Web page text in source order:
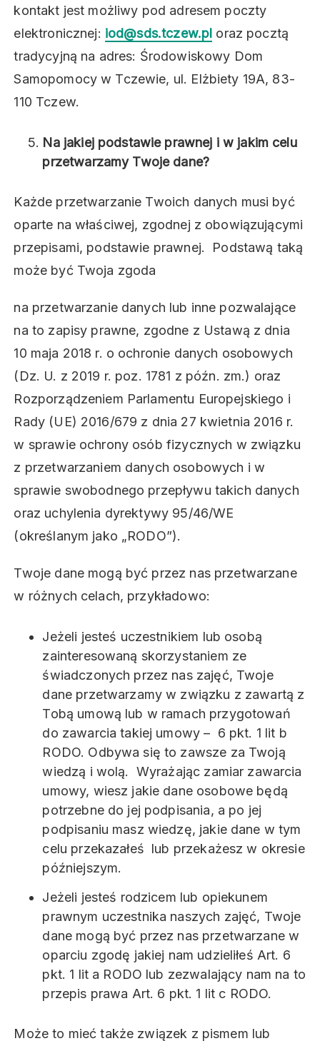
kontakt jest możliwy pod adresem poczty
elektronicznej: iod@sds.tczew.pl oraz pocztą
tradycyjną na adres: Środowiskowy Dom
Samopomocy w Tczewie, ul. Elżbiety 19A, 83-
110 Tczew.
Na jakiej podstawie prawnej i w jakim celu
przetwarzamy Twoje dane?
Każde przetwarzanie Twoich danych musi być
oparte na właściwej, zgodnej z obowiązującymi
przepisami, podstawie prawnej. Podstawą taką
może być Twoja zgoda
na przetwarzanie danych lub inne pozwalające
na to zapisy prawne, zgodne z Ustawą z dnia
10 maja 2018 r. o ochronie danych osobowych
(Dz. U. z 2019 r. poz. 1781 z późn. zm.) oraz
Rozporządzeniem Parlamentu Europejskiego i
Rady (UE) 2016/679 z dnia 27 kwietnia 2016 r.
w sprawie ochrony osób fizycznych w związku
z przetwarzaniem danych osobowych i w
sprawie swobodnego przepływu takich danych
oraz uchylenia dyrektywy 95/46/WE
(określanym jako „RODO”).
Twoje dane mogą być przez nas przetwarzane
w różnych celach, przykładowo:
Jeżeli jesteś uczestnikiem lub osobą
zainteresowaną skorzystaniem ze
świadczonych przez nas zajęć, Twoje
dane przetwarzamy w związku z zawartą z
Tobą umową lub w ramach przygotowań
do zawarcia takiej umowy – 6 pkt. 1 lit b
RODO. Odbywa się to zawsze za Twoją
wiedzą i wolą. Wyrażając zamiar zawarcia
umowy, wiesz jakie dane osobowe będą
potrzebne do jej podpisania, a po jej
podpisaniu masz wiedzę, jakie dane w tym
celu przekazałeś lub przekażesz w okresie
późniejszym.
Jeżeli jesteś rodzicem lub opiekunem
prawnym uczestnika naszych zajęć, Twoje
dane mogą być przez nas przetwarzane w
oparciu zgodę jakiej nam udzieliłeś Art. 6
pkt. 1 lit a RODO lub zezwalający nam na to
przepis prawa Art. 6 pkt. 1 lit c RODO.
Może to mieć także związek z pismem lub